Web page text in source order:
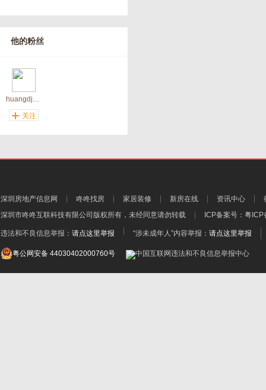
他的粉丝
huangdj520
关注
深圳房地产信息网 咚咚找房 家居装修 新房在线 资讯中心
深圳市咚咚互联科技有限公司 版权所有，未经同意请勿转载 ICP备案号： 粤ICP
违法和不良信息举报： 请点这里举报 “涉未成年人”内容举报： 请点这里举报
粤公网安备 44030402000760号